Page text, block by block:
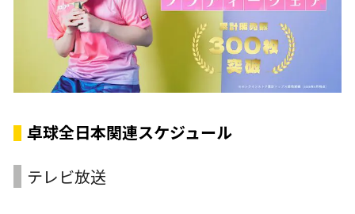
卓球全日本関連スケジュール
テレビ放送